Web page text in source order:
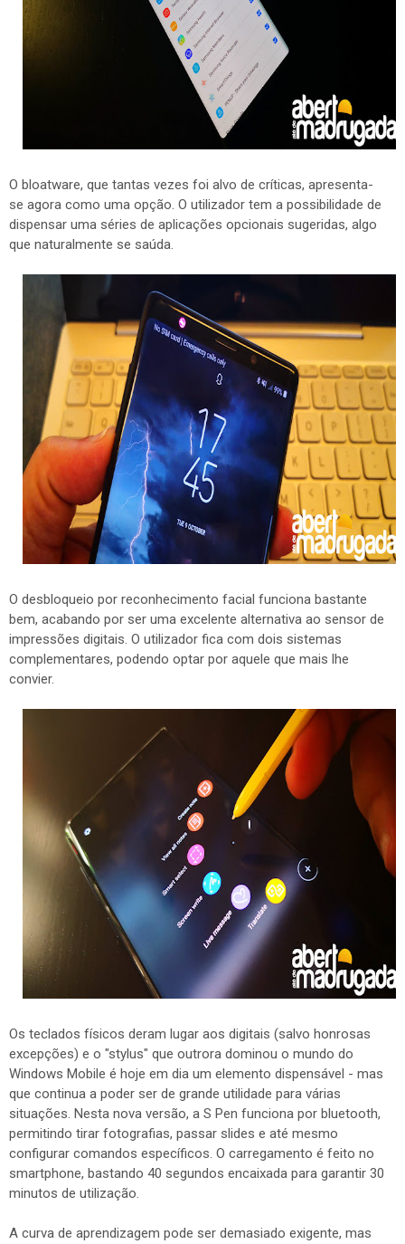
O bloatware, que tantas vezes foi alvo de críticas, apresenta-
se agora como uma opção. O utilizador tem a possibilidade de
dispensar uma séries de aplicações opcionais sugeridas, algo
que naturalmente se saúda.
O desbloqueio por reconhecimento facial funciona bastante
bem, acabando por ser uma excelente alternativa ao sensor de
impressões digitais. O utilizador fica com dois sistemas
complementares, podendo optar por aquele que mais lhe
convier.
Os teclados físicos deram lugar aos digitais (salvo honrosas
excepções) e o "stylus" que outrora dominou o mundo do
Windows Mobile é hoje em dia um elemento dispensável - mas
que continua a poder ser de grande utilidade para várias
situações. Nesta nova versão, a S Pen funciona por bluetooth,
permitindo tirar fotografias, passar slides e até mesmo
configurar comandos específicos. O carregamento é feito no
smartphone, bastando 40 segundos encaixada para garantir 30
minutos de utilização.
A curva de aprendizagem pode ser demasiado exigente, mas